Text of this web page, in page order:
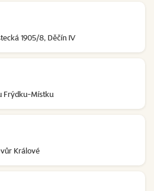
1905/8, Děčín IV
Frýdku-Místku
Králové